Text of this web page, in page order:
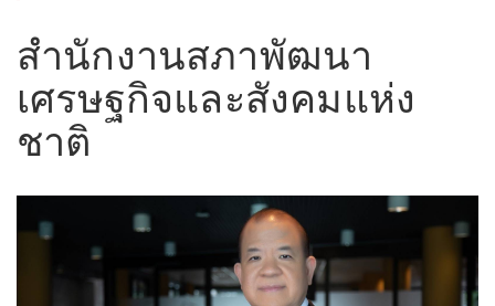
สำนักงานสภาพัฒนา
เศรษฐกิจและสังคมแห่ง
ชาติ